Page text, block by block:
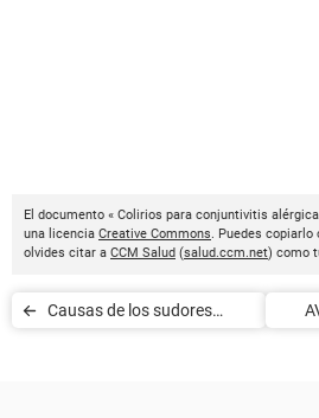
El documento « Colirios para conjuntivitis
una licencia Creative Commons. Puedes
olvides citar a CCM Salud (salud.ccm.net) como
Causas de los sudores